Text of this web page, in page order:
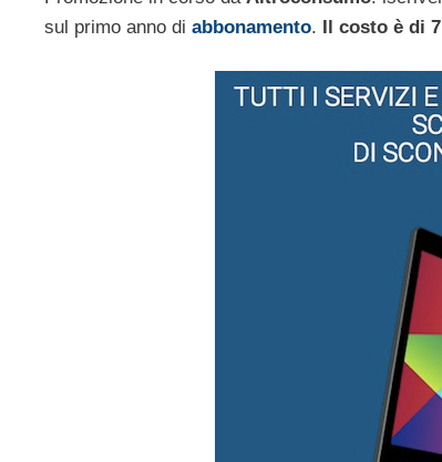
sul primo anno di abbonamento. Il costo è di